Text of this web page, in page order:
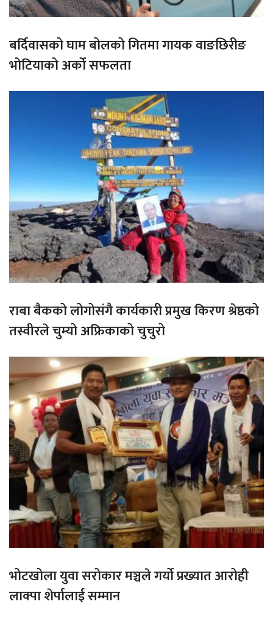
बर्दिवासको घाम बोलको गितमा गायक वाङछिरीङ
भोटियाको अर्को सफलता
राबा बैकको लोगोसंगै कार्यकारी प्रमुख किरण श्रेष्ठको
तस्वीरले चुम्यो अफ्रिकाको चुचुरो
भोटखोला युवा सरोकार मञ्चले गर्यो प्रख्यात आरोही
लाक्पा शेर्पालाई सम्मान